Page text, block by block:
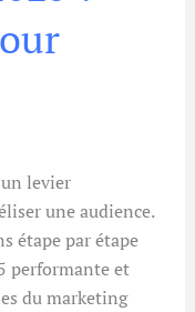
levier
une audience.
étape par étape
performante et
du marketing